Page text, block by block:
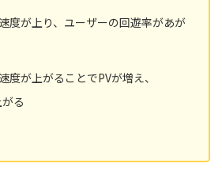
度が上り、ユーザーの回遊率があが
度が上がることでPVが増え、
る